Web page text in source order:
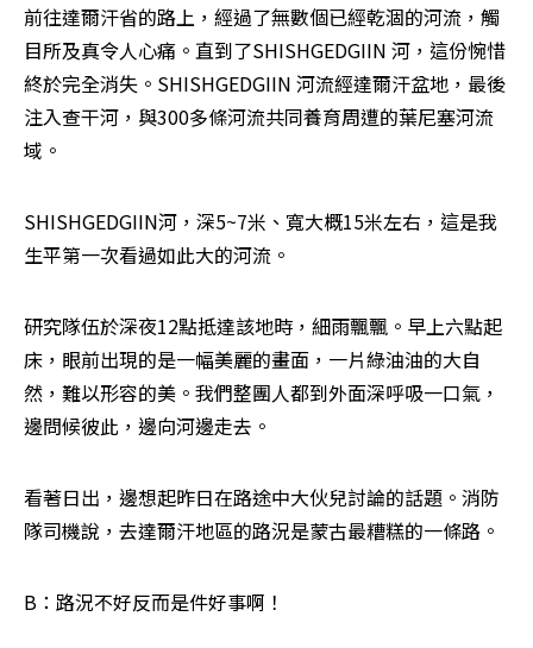
前往達爾汗省的路上，經過了無數個已經乾涸的河流，觸
目所及真令人心痛。直到了SHISHGEDGIIN 河，這份惋惜
終於完全消失。SHISHGEDGIIN 河流經達爾汗盆地，最後
注入查干河，與300多條河流共同養育周遭的葉尼塞河流
域。
SHISHGEDGIIN河，深5~7米、寬大概15米左右，這是我
生平第一次看過如此大的河流。
研究隊伍於深夜12點抵達該地時，細雨飄飄。早上六點起
床，眼前出現的是一幅美麗的畫面，一片綠油油的大自
然，難以形容的美。我們整團人都到外面深呼吸一口氣，
邊問候彼此，邊向河邊走去。
看著日出，邊想起昨日在路途中大伙兒討論的話題。消防
隊司機說，去達爾汗地區的路況是蒙古最糟糕的一條路。
B：路況不好反而是件好事啊！